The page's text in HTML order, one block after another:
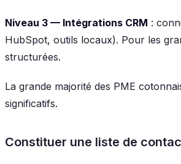
Niveau 3 — Intégrations CRM :
HubSpot, outils locaux). Pour les
structurées.
La grande majorité des PME
significatifs.
Constituer une liste de